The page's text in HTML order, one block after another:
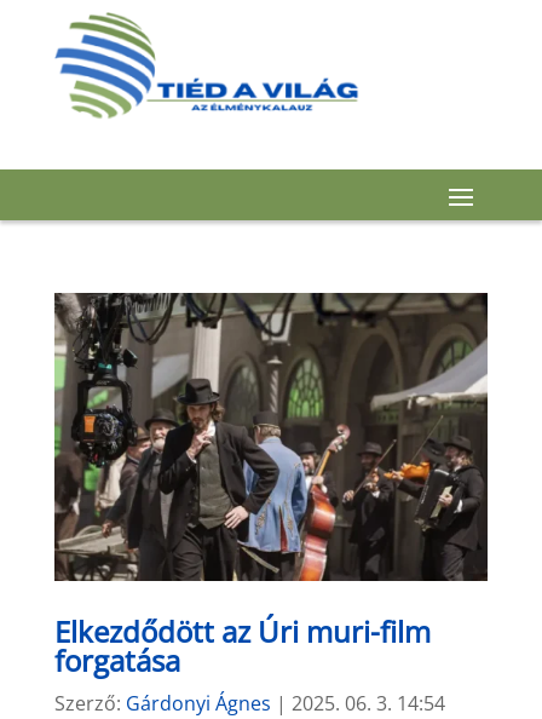
Elkezdődött az Úri muri-film
forgatása
Szerző: Gárdonyi Ágnes | 2025. 06. 3. 14:54